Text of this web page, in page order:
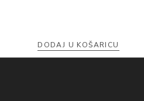
DODAJ U KOŠARICU